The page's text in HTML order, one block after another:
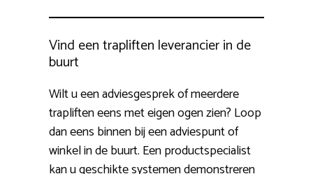
Vind een trapliften leverancier in de
buurt
Wilt u een adviesgesprek of meerdere
trapliften eens met eigen ogen zien? Loop
dan eens binnen bij een adviespunt of
winkel in de buurt. Een productspecialist